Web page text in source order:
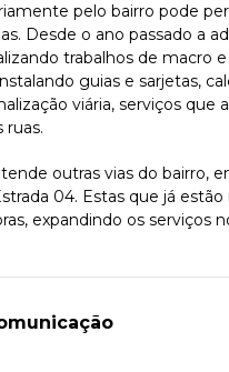
pelo bairro pode
Desde o ano passado a
trabalhos de macro e
guias e sarjetas,
viária, serviços que
ruas.
outras vias do bairro,
04. Estas que já
expandindo os serviços